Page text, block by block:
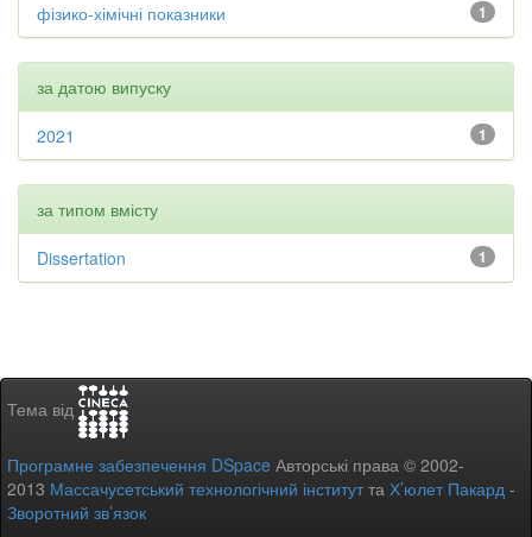
1
фізико-хімічні показники
за датою випуску
1
2021
за типом вмісту
1
Dissertation
Тема від
Програмне забезпечення DSpace Авторські права © 2002-
2013 Массачусетський технологічний інститутта Х’юлет Пакард -
Зворотний зв’язок